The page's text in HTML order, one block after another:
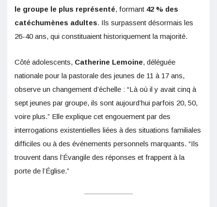
le groupe le plus représenté, formant 42 % des
catéchumènes adultes. Ils surpassent désormais les
26-40 ans, qui constituaient historiquement la majorité.
Côté adolescents, Catherine Lemoine, déléguée
nationale pour la pastorale des jeunes de 11 à 17 ans,
observe un changement d’échelle : “Là où il y avait cinq à
sept jeunes par groupe, ils sont aujourd’hui parfois 20, 50,
voire plus.” Elle explique cet engouement par des
interrogations existentielles liées à des situations familiales
difficiles ou à des événements personnels marquants. “Ils
trouvent dans l’Évangile des réponses et frappent à la
porte de l’Église.”